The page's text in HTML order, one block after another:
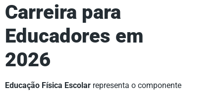
Carreira para
Educadores em
2026
Educação Física Escolar representa o componente